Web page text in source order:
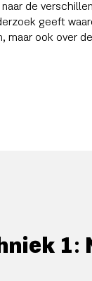
de
geeft
maar ook over